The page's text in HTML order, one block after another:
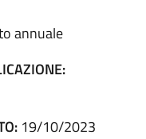
annuale
19/10/2023